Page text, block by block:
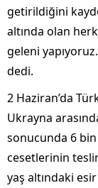
getirildiğini
altında olan
geleni
dedi.
2 Haziran’da
Ukrayna
sonucunda 6
cesetlerinin
yaş altındaki